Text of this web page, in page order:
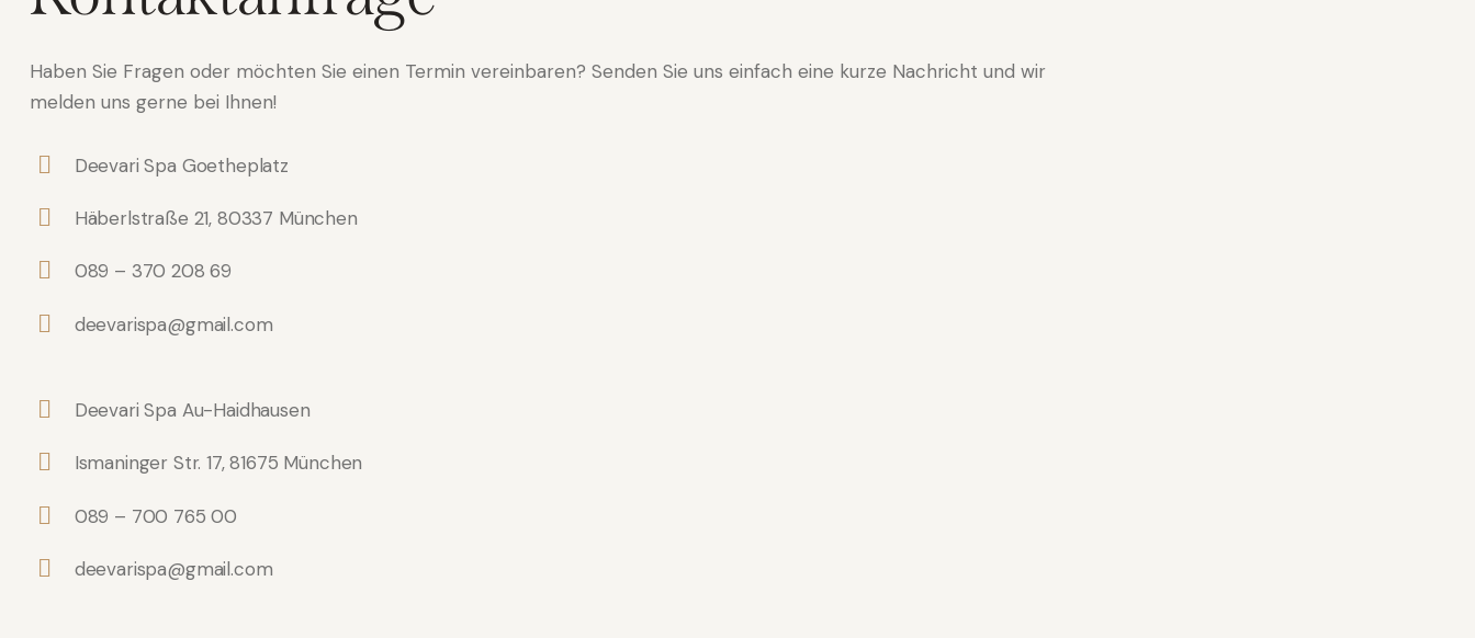
Haben Sie Fragen oder möchten Sie einen Termin vereinbaren? Senden Sie uns einfach eine kurze Nachricht und wir
melden uns gerne bei Ihnen!
Deevari Spa Goetheplatz
Häberlstraße 21, 80337 München
089 – 370 208 69
deevarispa@gmail.com
Deevari Spa Au-Haidhausen
Ismaninger Str. 17, 81675 München
089 – 700 765 00
deevarispa@gmail.com